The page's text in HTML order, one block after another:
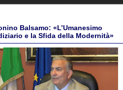
Balsamo: «L’Umanesimo
e la Sfida della Modernità»